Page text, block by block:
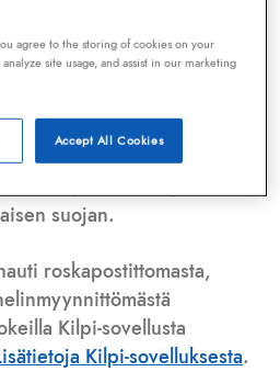
Kilpi-sovelluksen
satoja tuhansia
jos kyseessä on
, sähköpostiosoitetai
päivitetään jatkuvasti,
suojan.
roskapostittomasta,
Kilpi-sovellusta
Kilpi-sovelluksesta.
agree to the storing of cookies on your
site usage, and assist in our marketing
Accept All Cookies